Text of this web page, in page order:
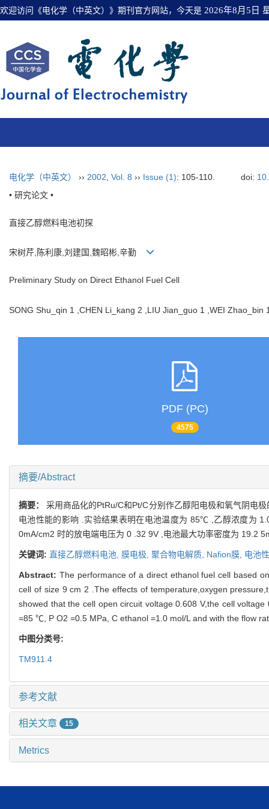
欢迎访问《电化学（中英文）》期刊官方网站，今天是 2026年8月5日
电化学（中英文） ›› 2002 Vol. 8 ›› Issue (1): 105-110. doi:
• 研究论文 •
直接乙醇燃料电池初探
宋树芹,陈利康,刘建国,魏昭彬,辛勤
Preliminary Study on Direct Ethanol Fuel Cell
SONG Shu_qin 1 ,CHEN Li_kang 2 ,LIU Jian_guo 1 ,WEI
PDF (PC)
4575
摘要/Abstract
摘要：采用商品化的PtRu/C和Pt/C分别作乙醇阳电极和氧气阴电
电池性能的影响 .实验结果表明在电池温度为 85℃ ,乙醇浓度为
0mA/cm2 时的放电端电压为 0 .32 9V ,电池最大功率密度为 19.2
关键词: 直接乙醇燃料电池, 膜电极, 聚合物电解质, Nafion膜, 电池
Abstract: The performance of a direct ethanol fuel cell based
cell of size 9 cm 2 .The effects of temperature,oxygen
showed that the cell open circuit voltage 0.608 V,the cell
=85 ℃, P O2 =0.5 MPa, C ethanol =1.0 mol/L and with the flow
中图分类号:
TM911.4
参考文献
相关文章 15
Metrics